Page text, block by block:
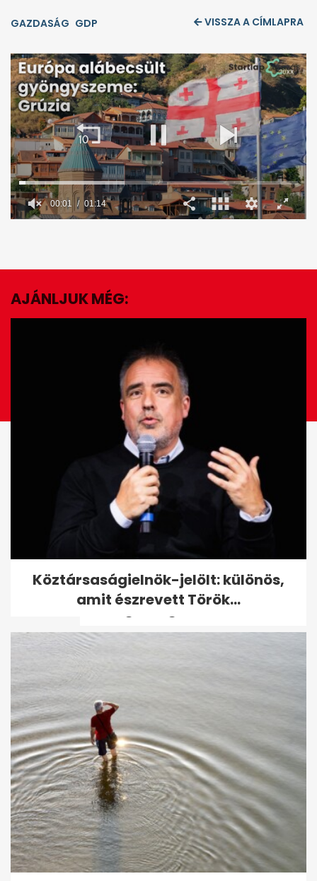
GAZDASÁG GDP VISSZA A CÍMLAPRA
minute,
seconds
00:02 01:14
EZ IS ÉRDEKELHET
Orbán Viktor felfedte a nagy
tervét: a gazdasági
semlegességről...
Orbán szerint jövőre akár 5
százalékra is csökkenhet az...
AJÁNLJUK MÉG:
Köztársaságielnök-jelölt: különös,
amit észrevett Török...